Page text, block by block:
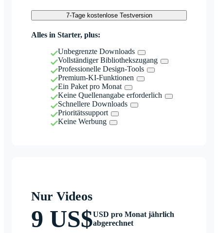
7-Tage kostenlose Testversion
Alles in Starter, plus:
Unbegrenzte Downloads
Vollständiger Bibliothekszugang
Professionelle Design-Tools
Premium-KI-Funktionen
Ein Paket pro Monat
Keine Quellenangabe erforderlich
Schnellere Downloads
Prioritätssupport
Keine Werbung
Nur Videos
9 US$USD pro Monat jährlich
abgerechnet